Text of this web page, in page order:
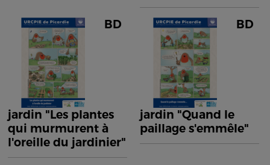
BD
jardin "Les plantes
qui murmurent à
l'oreille du jardinier"
BD
jardin "Quand le
paillage s'emmêle"